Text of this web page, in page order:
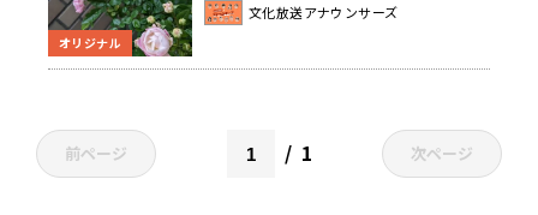
オリジナル
文化放送アナウンサーズ
前ページ 1 次ページ